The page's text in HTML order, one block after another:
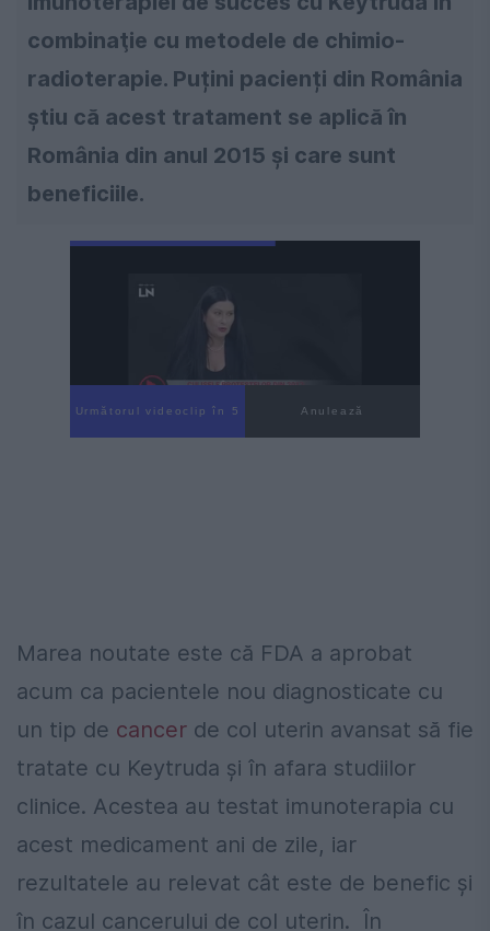
combinaţie cu metodele de chimio-
radioterapie. Puțini pacienți din România
știu că acest tratament se aplică în
România din anul 2015 și care sunt
beneficiile.
Următorul videoclip în 3 Anulează
Marea noutate este că FDA a aprobat
acum ca pacientele nou diagnosticate cu
un tip de cancer de col uterin avansat să fie
tratate cu Keytruda și în afara studiilor
clinice. Acestea au testat imunoterapia cu
acest medicament ani de zile, iar
rezultatele au relevat cât este de benefic și
în cazul cancerului de col uterin. În